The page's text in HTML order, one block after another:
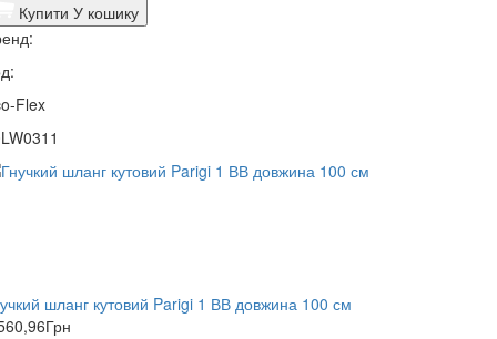
Купити У кошику
Flex
шланг кутовий Parigi 1 ВВ довжина 100 см
Грн